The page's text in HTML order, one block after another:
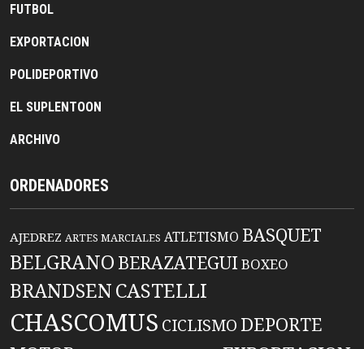
FUTBOL
EXPORTACION
POLIDEPORTIVO
EL SUPLENTOON
ARCHIVO
ORDENADORES
AJEDREZ ARTES MARCIALES ATLETISMO BASQUET
BELGRANO BERAZATEGUIBOXEO
BRANDSENCASTELLI
CHASCOMUS CICLISMO DEPORTE